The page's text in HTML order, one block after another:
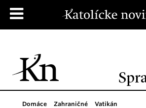
Domáce Zahraničné Vatikán